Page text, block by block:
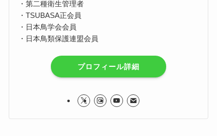
・第二種衛生管理者
・TSUBASA正会員
・日本鳥学会会員
・日本鳥類保護連盟会員
プロフィール詳細